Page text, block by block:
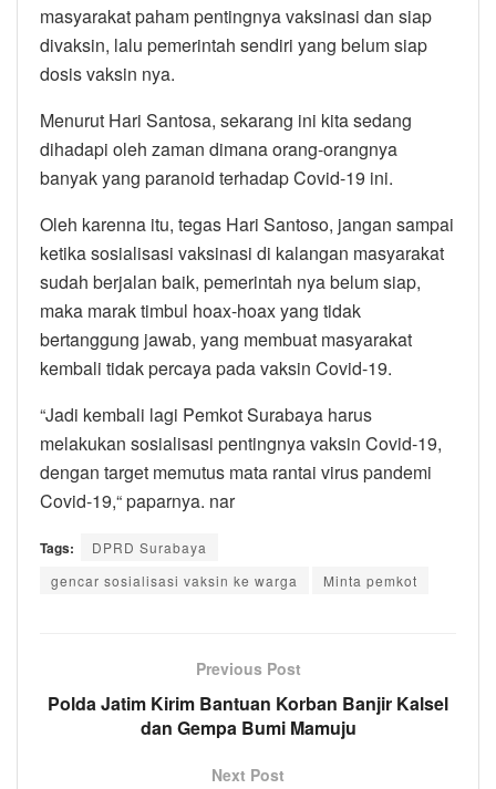
masyarakat paham pentingnya vaksinasi dan siap
divaksin, lalu pemerintah sendiri yang belum siap
dosis vaksin nya.
Menurut Hari Santosa, sekarang ini kita sedang
dihadapi oleh zaman dimana orang-orangnya
banyak yang paranoid terhadap Covid-19 ini.
Oleh karenna itu, tegas Hari Santoso, jangan sampai
ketika sosialisasi vaksinasi di kalangan masyarakat
sudah berjalan baik, pemerintah nya belum siap,
maka marak timbul hoax-hoax yang tidak
bertanggung jawab, yang membuat masyarakat
kembali tidak percaya pada vaksin Covid-19.
“Jadi kembali lagi Pemkot Surabaya harus
melakukan sosialisasi pentingnya vaksin Covid-19,
dengan target memutus mata rantai virus pandemi
Covid-19,“ paparnya. nar
Tags:
DPRD Surabaya
gencar sosialisasi vaksin ke warga
Minta pemkot
Previous Post
Polda Jatim Kirim Bantuan Korban Banjir Kalsel
dan Gempa Bumi Mamuju
Next Post